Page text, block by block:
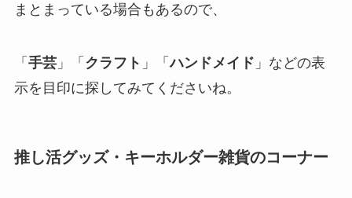
まとまっている場合もあるので、
「 手芸」「 クラフト 」「ハンドメイド 」などの表
示を目印に探してみてくださいね。
推し活グッズ・キーホルダー雑貨のコーナー